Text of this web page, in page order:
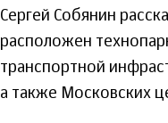
Сергей Собянин
расположен
транспортной
а также Московских